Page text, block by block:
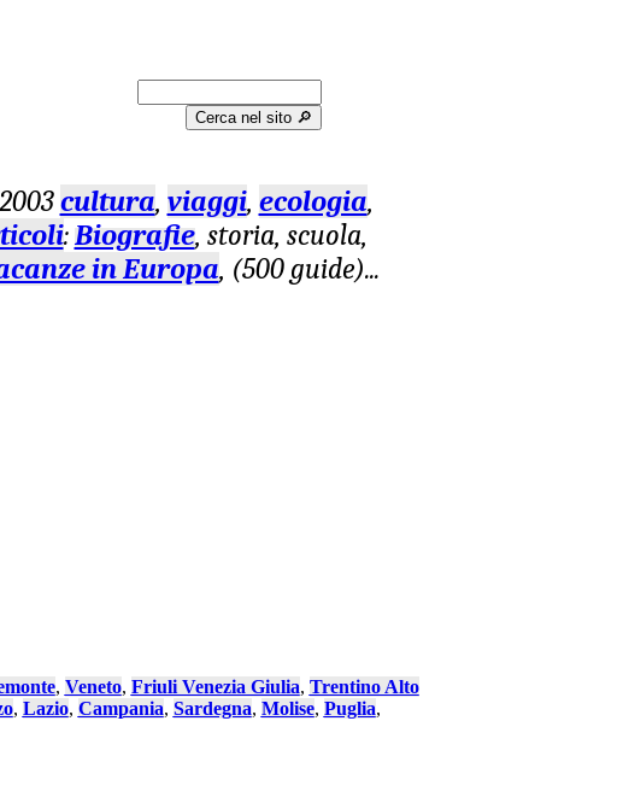
Cerca nel sito 🔎︎
cultura, viaggi, ecologia,
:Biografie, storia, scuola,
in Europa, (500 guide)...
, Veneto, Friuli Venezia Giulia, Trentino Alto
, Lazio, Campania, Sardegna, Molise, Puglia,